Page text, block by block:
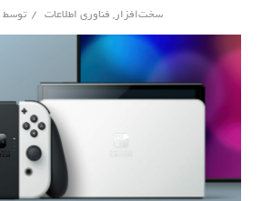
سخت‌افزار, فناوری اطلاعات / توسط